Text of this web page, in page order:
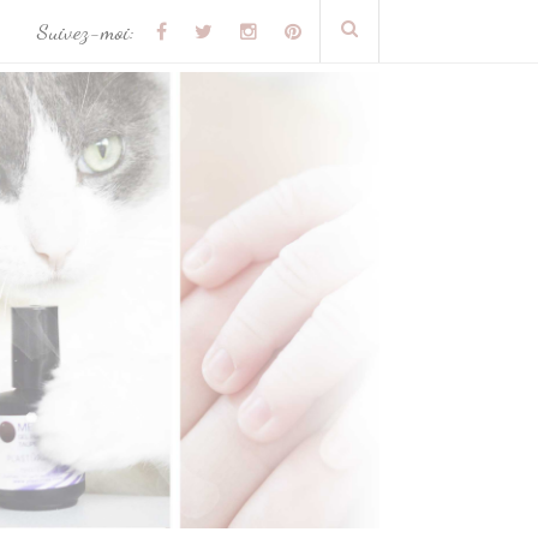
Suivez-moi: